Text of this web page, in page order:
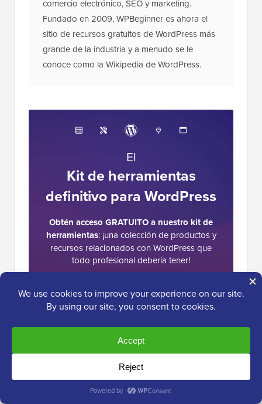
comercio electrónico, SEO y marketing.
Fundado en 2009, WPBeginner es ahora el
sitio de recursos gratuitos de WordPress más
grande de la industria y a menudo se le
conoce como la Wikipedia de WordPress.
El
Kit de herramientas
definitivo para WordPress
Obtén acceso GRATUITO a nuestro kit de
herramientas: ¡una colección de productos y
recursos relacionados con WordPress que
todo profesional debería tener!
Descargar ahora
Interacciones
11 Comentarios Deja una respuesta